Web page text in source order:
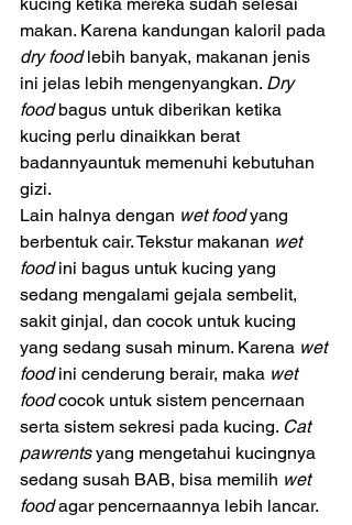
makan. Karena kandungan kaloril pada
dry food lebih banyak, makanan jenis
ini jelas lebih mengenyangkan. Dry
food bagus untuk diberikan ketika
kucing perlu dinaikkan berat
badannyauntuk memenuhi kebutuhan
gizi.
Lain halnya dengan wet food yang
berbentuk cair. Tekstur makanan wet
food ini bagus untuk kucing yang
sedang mengalami gejala sembelit,
sakit ginjal, dan cocok untuk kucing
yang sedang susah minum. Karena wet
food ini cenderung berair, maka wet
food cocok untuk sistem pencernaan
serta sistem sekresi pada kucing. Cat
pawrents yang mengetahui kucingnya
sedang susah BAB, bisa memilih wet
food agar pencernaannya lebih lancar.